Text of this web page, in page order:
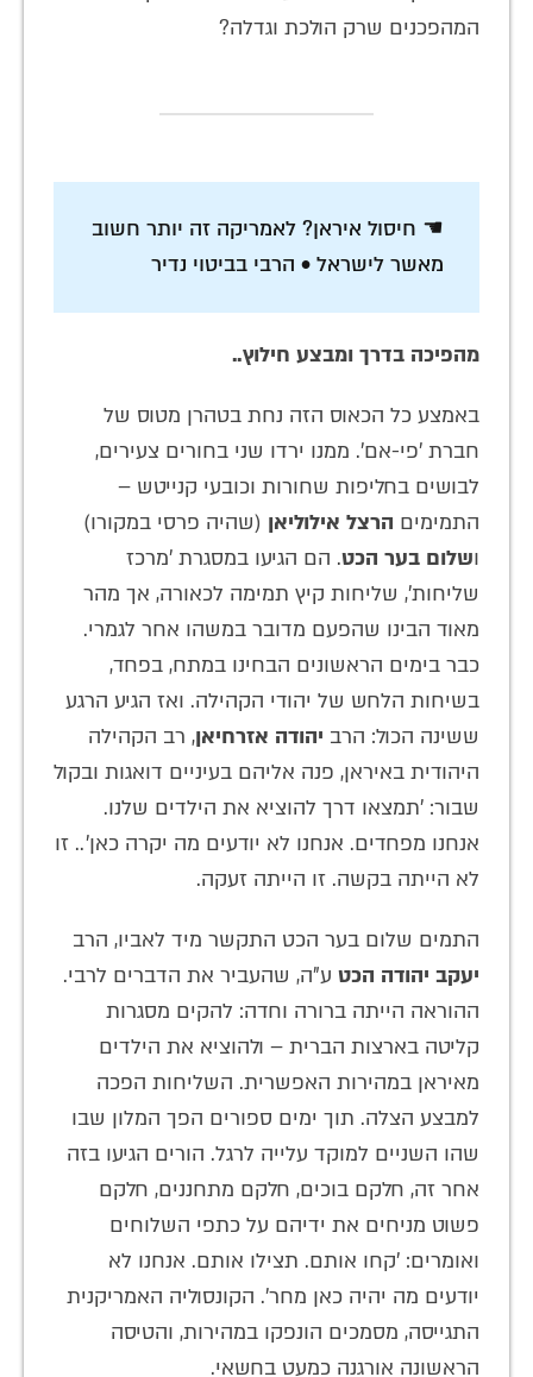
המהפכנים שרק הולכת וגדלה?
☚ חיסול איראן? לאמריקה זה יותר חשוב
מאשר לישראל • הרבי בביטוי נדיר
מהפיכה בדרך ומבצע חילוץ..
באמצע כל הכאוס הזה נחת בטהרן מטוס של
חברת 'פי-אם'. ממנו ירדו שני בחורים צעירים,
לבושים בחליפות שחורות וכובעי קנייטש –
התמימים הרצל אילוליאן (שהיה פרסי במקורו)
ושלום בער הכט. הם הגיעו במסגרת 'מרכז
שליחות', שליחות קיץ תמימה לכאורה, אך מהר
מאוד הבינו שהפעם מדובר במשהו אחר לגמרי.
כבר בימים הראשונים הבחינו במתח, בפחד,
בשיחות הלחש של יהודי הקהילה. ואז הגיע הרגע
ששינה הכול: הרב יהודה אזרחיאן, רב הקהילה
היהודית באיראן, פנה אליהם בעיניים דואגות ובקול
שבור: 'תמצאו דרך להוציא את הילדים שלנו.
אנחנו מפחדים. אנחנו לא יודעים מה יקרה כאן'.. זו
לא הייתה בקשה. זו הייתה זעקה.
התמים שלום בער הכט התקשר מיד לאביו, הרב
יעקב יהודה הכט ע"ה, שהעביר את הדברים לרבי.
ההוראה הייתה ברורה וחדה: להקים מסגרות
קליטה בארצות הברית – ולהוציא את הילדים
מאיראן במהירות האפשרית. השליחות הפכה
למבצע הצלה. תוך ימים ספורים הפך המלון שבו
שהו השניים למוקד עלייה לרגל. הורים הגיעו בזה
אחר זה, חלקם בוכים, חלקם מתחננים, חלקם
פשוט מניחים את ידיהם על כתפי השלוחים
ואומרים: 'קחו אותם. תצילו אותם. אנחנו לא
יודעים מה יהיה כאן מחר'. הקונסוליה האמריקנית
התגייסה, מסמכים הונפקו במהירות, והטיסה
הראשונה אורגנה כמעט בחשאי.